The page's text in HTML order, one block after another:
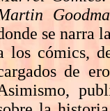
se narra
los cómics,
de